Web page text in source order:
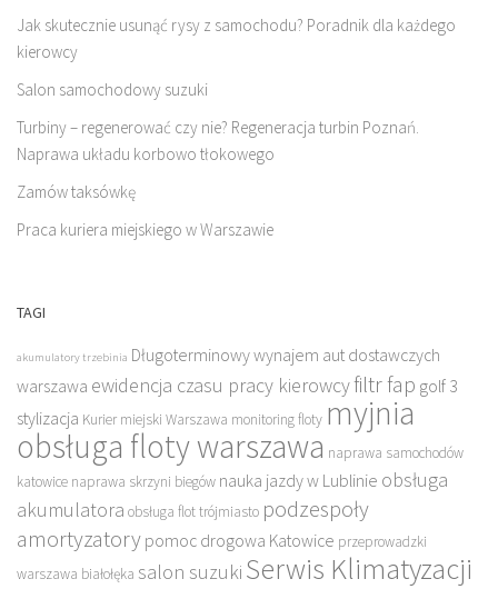
Jak skutecznie usunąć rysy z samochodu? Poradnik dla każdego
kierowcy
Salon samochodowy suzuki
Turbiny – regenerować czy nie? Regeneracja turbin Poznań.
Naprawa układu korbowo tłokowego
Zamów taksówkę
Praca kuriera miejskiego w Warszawie
TAGI
akumulatory trzebinia Długoterminowy wynajem aut dostawczych
warszawa ewidencja czasu pracy kierowcyfiltr fap golf 3
stylizacja Kurier miejski Warszawa monitoring floty myjnia
obsługa floty warszawa naprawa samochodów
katowice naprawa skrzyni biegów nauka jazdy w Lublinie obsługa
akumulatora obsługa flot trójmiasto podzespoły
amortyzatory pomoc drogowa Katowice przeprowadzki
warszawa białołęka salon suzuki Serwis Klimatyzacji